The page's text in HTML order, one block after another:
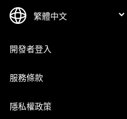
開發者登入
服務條款
隱私權政策